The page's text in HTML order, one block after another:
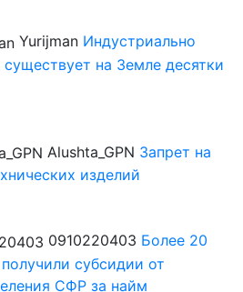
Yurijman Индустриально
на Земле десятки
Alushta_GPN Запрет на
изделий
0910220403 Более 20
субсидии от
СФР за найм